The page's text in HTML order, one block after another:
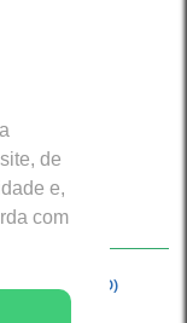
de
e,
com
Velho (RO)
por